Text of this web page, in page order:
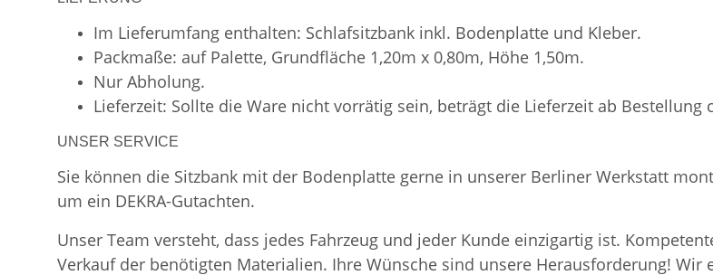
Im Lieferumfang enthalten: Schlafsitzbank inkl. Bodenplatte und Kleber.
Packmaße: auf Palette, Grundfläche 1,20m x 0,80m, Höhe 1,50m.
Nur Abholung.
Lieferzeit: Sollte die Ware nicht vorrätig sein, beträgt die Lieferzeit ab Bestellung
UNSER SERVICE
Sie können die Sitzbank mit der Bodenplatte gerne in unserer Berliner Werkstatt
um ein DEKRA-Gutachten.
Unser Team versteht, dass jedes Fahrzeug und jeder Kunde einzigartig ist.
Verkauf der benötigten Materialien. Ihre Wünsche sind unsere Herausforderung!